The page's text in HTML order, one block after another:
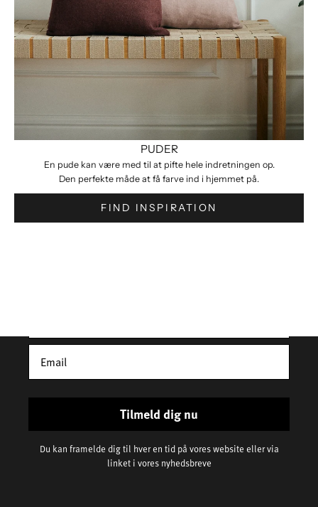
PUDER
En pude kan være med til at pifte hele indretningen op.
Den perfekte måde at få farve ind i hjemmet på.
FIND INSPIRATION
Få 10% rabat på din første ordre
Tilmeld dig nu
Du kan framelde dig til hver en tid på vores website eller via
linket i vores nyhedsbreve